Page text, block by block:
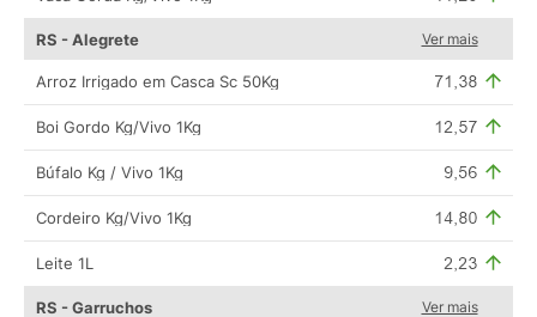
RS - Alegrete Ver mais
Arroz Irrigado em Casca Sc 50Kg
Boi Gordo Kg/Vivo 1Kg
Búfalo Kg / Vivo 1Kg
Cordeiro Kg/Vivo 1Kg
Leite 1L
RS - Garruchos Ver mais